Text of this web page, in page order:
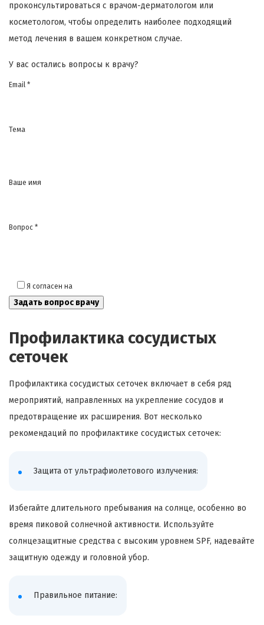
проконсультироваться с врачом-дерматологом или
косметологом, чтобы определить наиболее подходящий
метод лечения в вашем конкретном случае.
У вас остались вопросы к врачу?
Email *
Тема
Ваше имя
Вопрос *
Я согласен на
Профилактика сосудистых
сеточек
Профилактика сосудистых сеточек включает в себя ряд
мероприятий, направленных на укрепление сосудов и
предотвращение их расширения. Вот несколько
рекомендаций по профилактике сосудистых сеточек:
Защита от ультрафиолетового излучения:
Избегайте длительного пребывания на солнце, особенно во
время пиковой солнечной активности. Используйте
солнцезащитные средства с высоким уровнем SPF, надевайте
защитную одежду и головной убор.
Правильное питание: